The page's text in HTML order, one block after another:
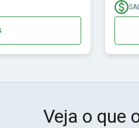
Veja o que